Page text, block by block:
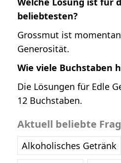
beliebtesten?
Grossmut ist
Generosität.
Wie viele Buchstaben
Die Lösungen für Edle
12 Buchstaben.
Aktuell beliebte
Alkoholisches Getränk